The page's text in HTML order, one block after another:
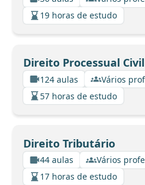
19 horas de estudo
Direito Processual Civil
124 aulas
Vários
57 horas de estudo
Direito Tributário
44 aulas
Vários
17 horas de estudo